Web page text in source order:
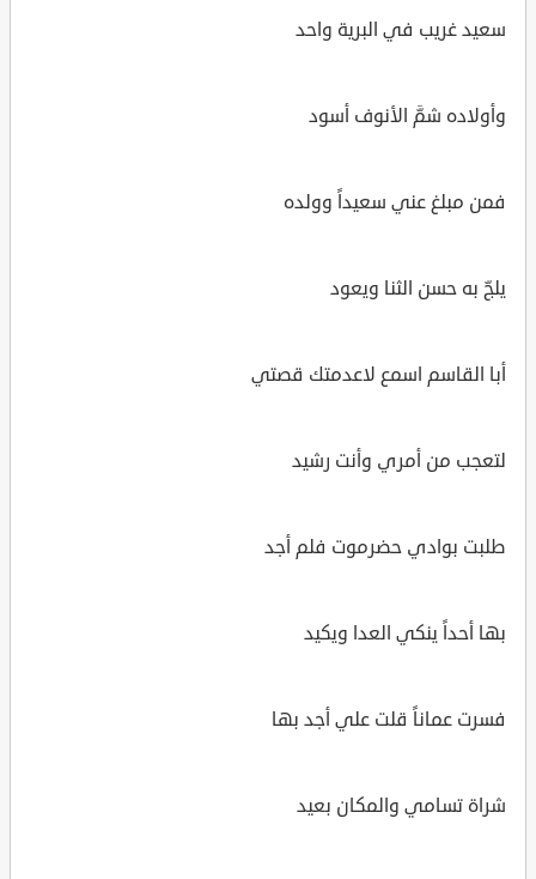
سعيد غريب في البرية واحد
وأولاده شمَّ الأنوف أسود
فمن مبلغ عني سعيداً وولده
يلجّ به حسن الثنا ويعود
أبا القاسم اسمع لاعدمتك قصتي
لتعجب من أمري وأنت رشيد
طلبت بوادي حضرموت فلم أجد
بها أحداً ينكي العدا ويكيد
فسرت عماناً قلت علي أجد بها
شراة تسامي والمكان بعيد